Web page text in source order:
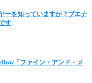
ーを知っていますか？ブエナ
す
「ファイン・アンド・メ